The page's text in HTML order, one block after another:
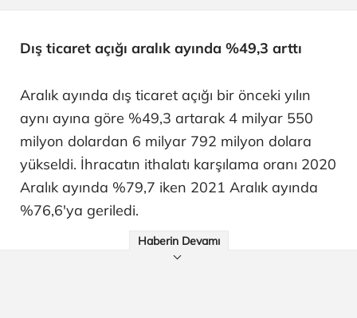
Dış ticaret açığı aralık ayında %49,3 arttı
Aralık ayında dış ticaret açığı bir önceki yılın
aynı ayına göre %49,3 artarak 4 milyar 550
milyon dolardan 6 milyar 792 milyon dolara
yükseldi. İhracatın ithalatı karşılama oranı 2020
Aralık ayında %79,7 iken 2021 Aralık ayında
%76,6'ya geriledi.
Haberin Devamı